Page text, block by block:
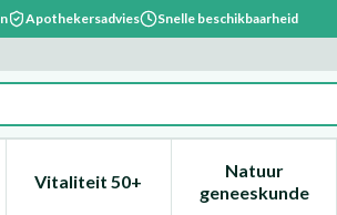
Apothekersadvies Snelle beschikbaarheid
categorie
en vitamines categorie
voor Zwangerschap en kinderen
Vitaliteit 50+Toon submenu voor Vitaliteit
Natuur
geneeskunde
Toon